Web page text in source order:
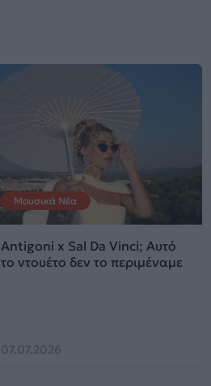
Μουσικά Νέα
Antigoni x Sal Da Vinci; Αυτό
το ντουέτο δεν το περιμέναμε
07.07.2026